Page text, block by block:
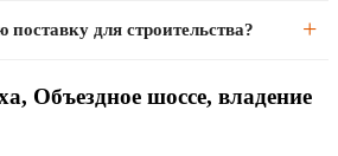
и сертификаты соответствия —
для строительства?
Возможна комплектация по
расчёт с НДС, звоните (495)
Объездное шоссе, владение